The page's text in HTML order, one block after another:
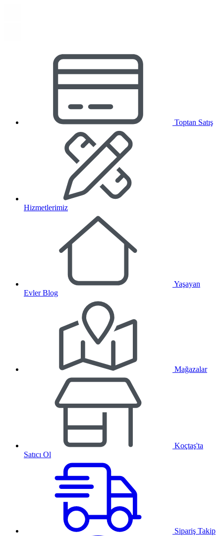
Toptan Satış
Hizmetlerimiz
Yaşayan
Evler Blog
Mağazalar
Koçtaş'ta
Satıcı Ol
Sipariş Takip